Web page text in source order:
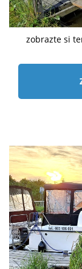
zobrazte si